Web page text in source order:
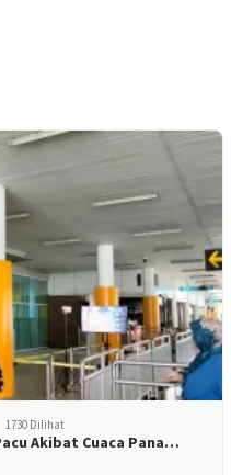
1730 Dilihat
Akibat Cuaca Pana…